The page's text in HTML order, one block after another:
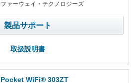
ファーウェイ・テクノロジーズ
製品サポート
取扱説明書
Pocket WiFi® 303ZT